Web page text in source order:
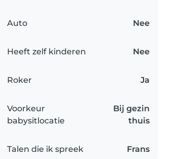
Auto Nee
Heeft zelf kinderen Nee
Roker Ja
Voorkeur
babysitlocatie
Bij gezin
thuis
Talen die ik spreek Frans